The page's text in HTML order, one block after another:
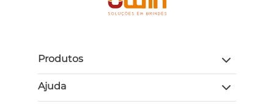
Produtos
Ajuda